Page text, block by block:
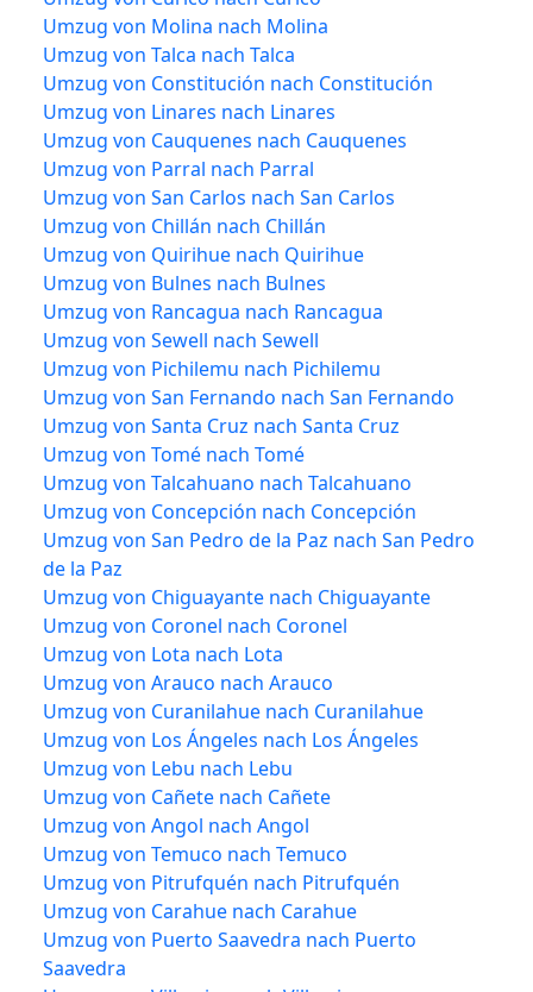
Umzug von Molina nach Molina
Umzug von Talca nach Talca
Umzug von Constitución nach Constitución
Umzug von Linares nach Linares
Umzug von Cauquenes nach Cauquenes
Umzug von Parral nach Parral
Umzug von San Carlos nach San Carlos
Umzug von Chillán nach Chillán
Umzug von Quirihue nach Quirihue
Umzug von Bulnes nach Bulnes
Umzug von Rancagua nach Rancagua
Umzug von Sewell nach Sewell
Umzug von Pichilemu nach Pichilemu
Umzug von San Fernando nach San Fernando
Umzug von Santa Cruz nach Santa Cruz
Umzug von Tomé nach Tomé
Umzug von Talcahuano nach Talcahuano
Umzug von Concepción nach Concepción
Umzug von San Pedro de la Paz nach San Pedro
de la Paz
Umzug von Chiguayante nach Chiguayante
Umzug von Coronel nach Coronel
Umzug von Lota nach Lota
Umzug von Arauco nach Arauco
Umzug von Curanilahue nach Curanilahue
Umzug von Los Ángeles nach Los Ángeles
Umzug von Lebu nach Lebu
Umzug von Cañete nach Cañete
Umzug von Angol nach Angol
Umzug von Temuco nach Temuco
Umzug von Pitrufquén nach Pitrufquén
Umzug von Carahue nach Carahue
Umzug von Puerto Saavedra nach Puerto
Saavedra